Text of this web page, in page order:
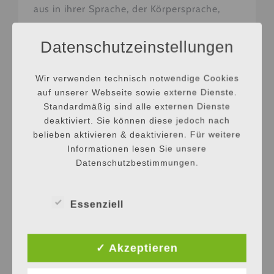
aus in ihrer Sprache, der Körpersprache,
begleiten wir die Hunde und führen sie dort,
Datenschutzeinstellungen
Wir verwenden technisch notwendige Cookies
auf unserer Webseite sowie externe Dienste.
Standardmäßig sind alle externen Dienste
deaktiviert. Sie können diese jedoch nach
belieben aktivieren & deaktivieren. Für weitere
Informationen lesen Sie unsere
Datenschutzbestimmungen.
Essenziell
✓ Akzeptieren